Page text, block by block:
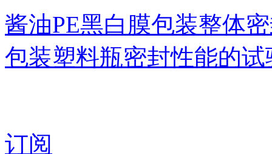
酱油PE黑白膜包装整体
包装塑料瓶密封性能的试
订阅